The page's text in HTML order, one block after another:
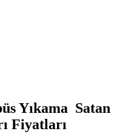
Yıkama Satan
Fiyatları